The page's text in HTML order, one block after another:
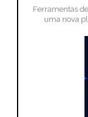
Ferramentas
uma nova